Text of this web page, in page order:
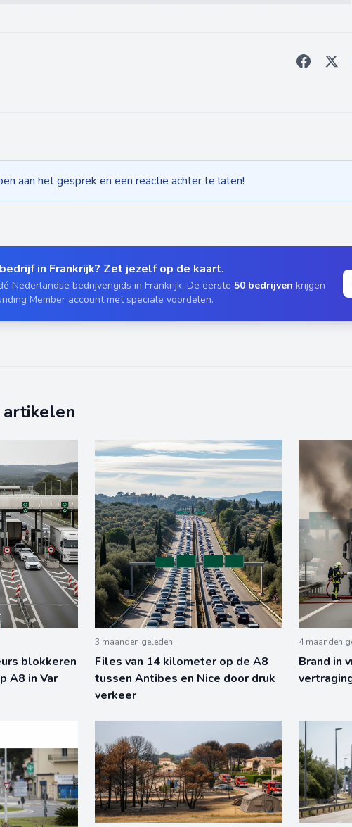
aan het gesprek en een reactie achter te laten!
in Frankrijk? Zet jezelf op de kaart.
Nederlandse bedrijvengids in Frankrijk. De eerste 50 bedrijven krijgen
Member account met speciale voordelen.
blokkeren
A8 in Var
3 maanden geleden
Files van 14 kilometer op de A8
tussen Antibes en Nice door druk
verkeer
4 maanden
Brand in